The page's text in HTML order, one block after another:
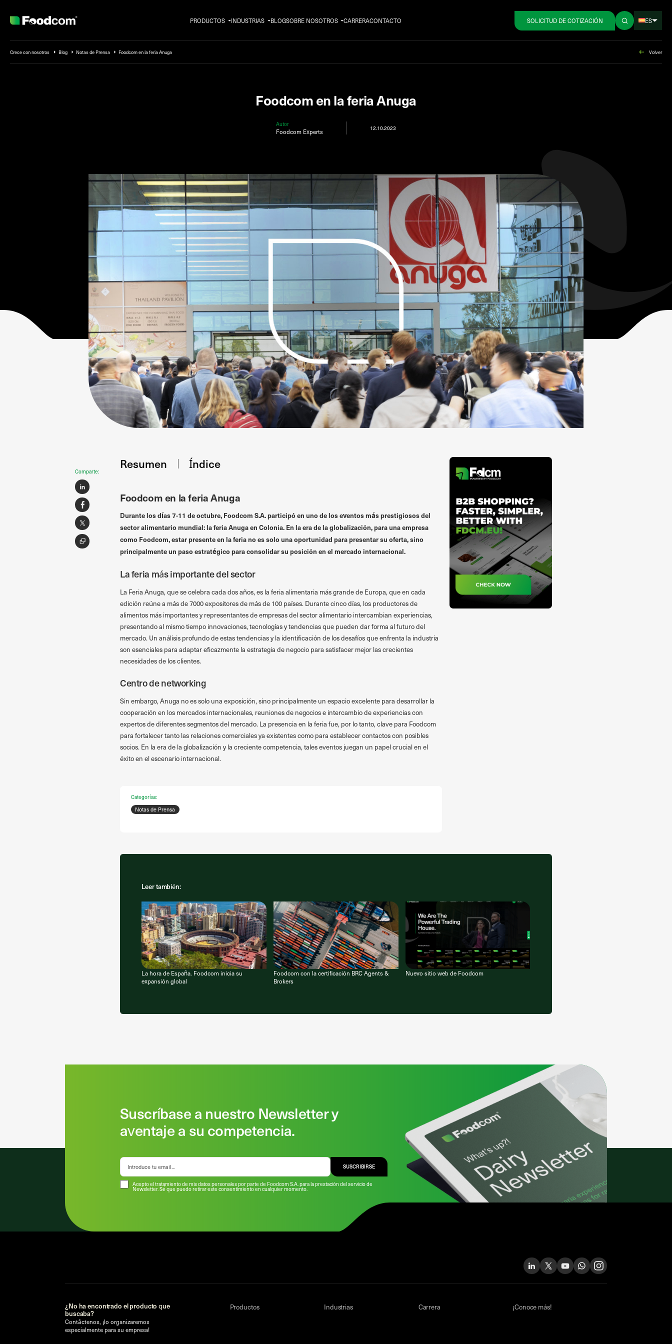
PRODUCTOS INDUSTRIAS BLOGSOBRE NOSOTROS CARRERACONTACTO SOLICITUD DE COTIZACIÓN ES
Crece con nosotros Blog Notas de Prensa Foodcom en la feria Anuga Volver
Foodcom en la feria Anuga
Autor
Foodcom Experts 12.10.2023
Comparte:
Resumen Índice
Foodcom en la feria Anuga
Durante los días 7-11 de octubre, Foodcom S.A. participó en uno de los eventos más prestigiosos del
sector alimentario mundial: la feria Anuga en Colonia. En la era de la globalización, para una empresa
como Foodcom, estar presente en la feria no es solo una oportunidad para presentar su oferta, sino
principalmente un paso estratégico para consolidar su posición en el mercado internacional.
La feria más importante del sector
La Feria Anuga, que se celebra cada dos años, es la feria alimentaria más grande de Europa, que en cada
edición reúne a más de 7000 expositores de más de 100 países. Durante cinco días, los productores de
alimentos más importantes y representantes de empresas del sector alimentario intercambian experiencias,
presentando al mismo tiempo innovaciones, tecnologías y tendencias que pueden dar forma al futuro del
mercado. Un análisis profundo de estas tendencias y la identificación de los desafíos que enfrenta la industria
son esenciales para adaptar eficazmente la estrategia de negocio para satisfacer mejor las crecientes
necesidades de los clientes.
Centro de networking
Sin embargo, Anuga no es solo una exposición, sino principalmente un espacio excelente para desarrollar la
cooperación en los mercados internacionales, reuniones de negocios e intercambio de experiencias con
expertos de diferentes segmentos del mercado. La presencia en la feria fue, por lo tanto, clave para Foodcom
para fortalecer tanto las relaciones comerciales ya existentes como para establecer contactos con posibles
socios. En la era de la globalización y la creciente competencia, tales eventos juegan un papel crucial en el
éxito en el escenario internacional.
Categorías:
Notas de Prensa
Leer también:
La hora de España. Foodcom inicia su
expansión global
Foodcom con la certificación BRC Agents &
Brokers
Nuevo sitio web de Foodcom
Suscríbase a nuestro Newsletter y
aventaje a su competencia.
Acepto el tratamiento de mis datos personales por parte de Foodcom S.A. para la prestación del servicio de
Newsletter. Sé que puedo retirar este consentimiento en cualquier momento.
SUSCRIBIRSE
¿No ha encontrado el producto que
buscaba?
Contáctenos, ¡lo organizaremos
especialmente para su empresa!
Productos Industrias Carrera ¡Conoce más!